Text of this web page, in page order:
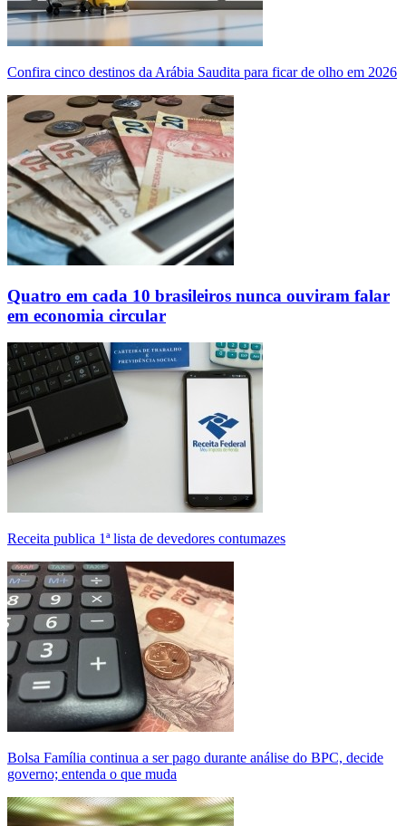
Confira cinco destinos da Arábia Saudita para ficar de olho em 2026
Quatro em cada 10 brasileiros nunca ouviram falar
em economia circular
Receita publica 1ª lista de devedores contumazes
Bolsa Família continua a ser pago durante análise do BPC, decide
governo; entenda o que muda